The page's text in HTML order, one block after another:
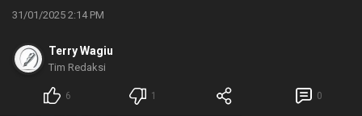
31/01/2025 2:14 PM
Terry Wagiu
Tim Redaksi
6 1 0